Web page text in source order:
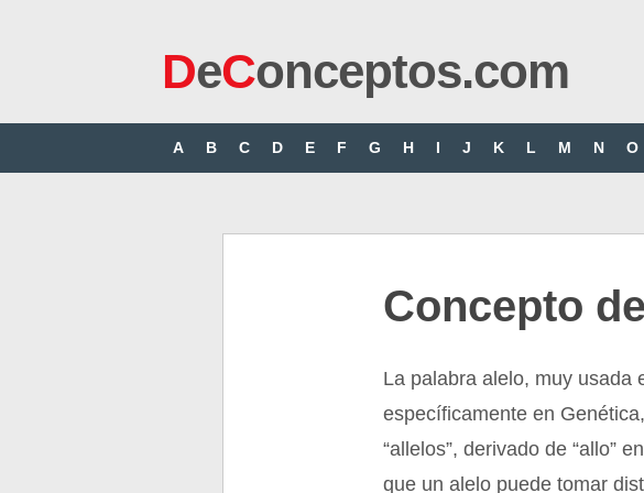
DeConceptos.com
A B C D E F G H I J K L M N O
Concepto
La palabra alelo, muy usada
específicamente en
“allelos”, derivado de “allo”
que un alelo puede tomar